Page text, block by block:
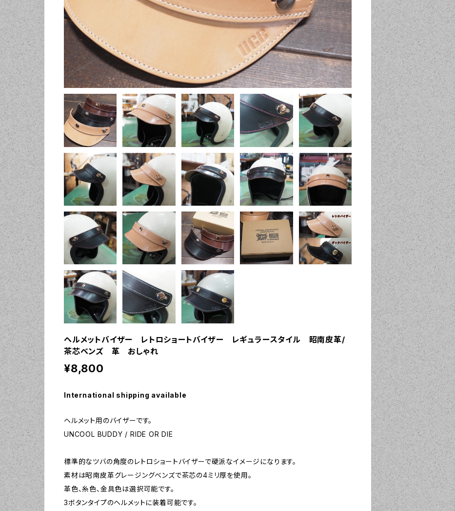
ヘルメットバイザー レトロショートバイザー レギュラースタイル 昭南皮革/
茶芯ベンズ 革 おしゃれ
¥8,800
International shipping available
ヘルメット用のバイザーです。
UNCOOL BUDDY / RIDE OR DIE
標準的なツバの角度のレトロショートバイザーで硬派なイメージになります。
素材は昭南皮革グレージングべンズで茶芯の4ミリ厚を使用。
革色、糸色、金具色は選択可能です。
3ボタンタイプのヘルメットに装着可能です。